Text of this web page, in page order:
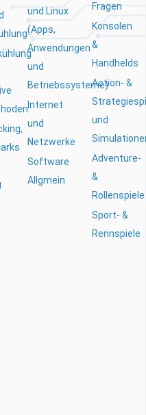
und Linux
(Apps,
Anwendungen
und
Betriebssysteme)
Internet
und
Netzwerke
Software
Allgmein
Fragen
Konsolen
&
Handhelds
Action- &
und
Adventure-
&
Rollenspiele
Sport- &
Rennspiele